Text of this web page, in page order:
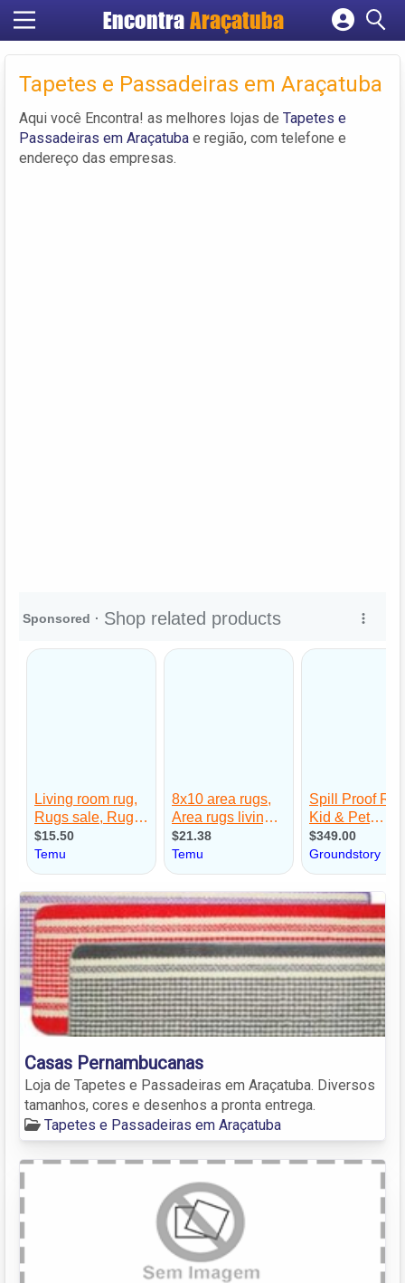
Encontra Araçatuba
Cadastrar empresa
Criar conta
Tapetes e Passadeiras em Araçatuba
Aqui você Encontra! as melhores lojas de Tapetes e
Passadeiras em Araçatuba e região, com telefone e
endereço das empresas.
Casas Pernambucanas
Loja de Tapetes e Passadeiras em Araçatuba. Diversos
tamanhos, cores e desenhos a pronta entrega.
Tapetes e Passadeiras em Araçatuba